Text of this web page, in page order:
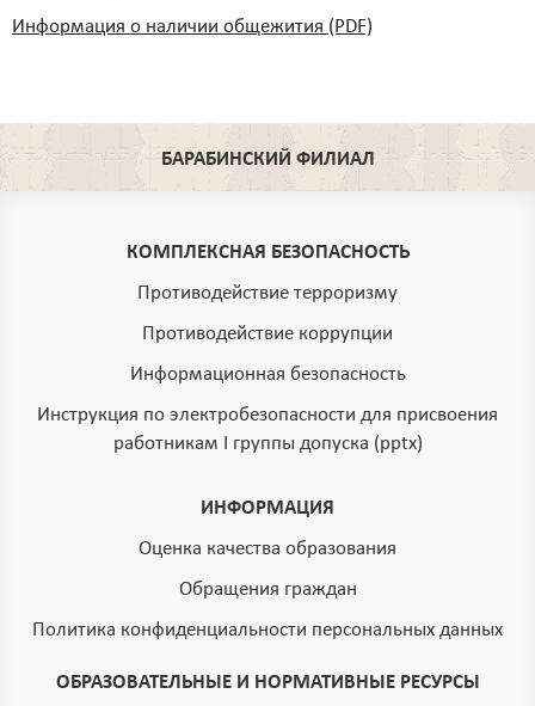
Информация о наличии общежития (PDF)
БАРАБИНСКИЙ ФИЛИАЛ
КОМПЛЕКСНАЯ БЕЗОПАСНОСТЬ
Противодействие терроризму
Противодействие коррупции
Информационная безопасность
Инструкция по электробезопасности для присвоения
работникам I группы допуска (pptx)
ИНФОРМАЦИЯ
Оценка качества образования
Обращения граждан
Политика конфиденциальности персональных данных
ОБРАЗОВАТЕЛЬНЫЕ И НОРМАТИВНЫЕ РЕСУРСЫ